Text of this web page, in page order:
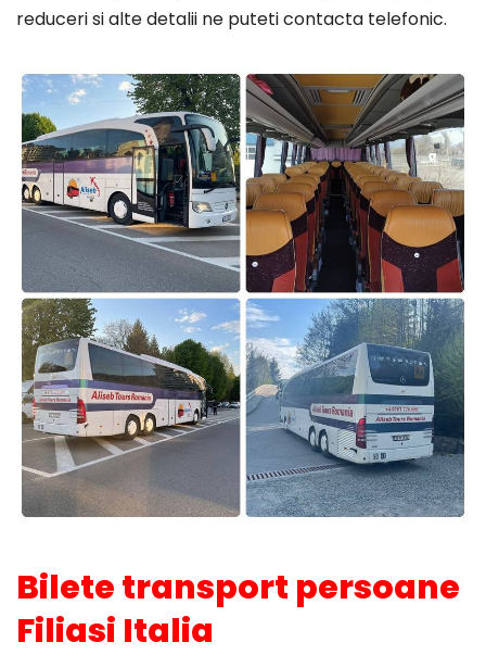
reduceri si alte detalii ne puteti contacta telefonic.
Bilete transport persoane
Filiasi Italia